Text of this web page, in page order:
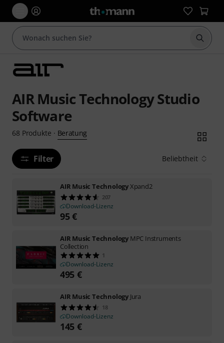
Suche
AIR Music Technology Studio
Software
68 Produkte · Beratung
Filter Beliebtheit
AIR Music TechnologyXpand2
207
Download-Lizenz
95€
AIR Music Technology MPC Instruments
Collection
1
Download-Lizenz
495 €
AIR Music Technology Jura
18
Download-Lizenz
145 €